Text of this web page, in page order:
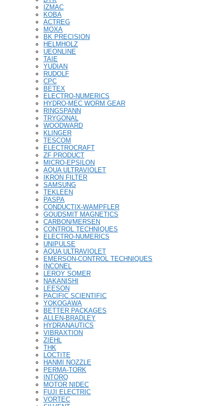
IZMAC
KOBA
ACTREG
MOXA
BK PRECISION
HELMHOLZ
UEONLINE
TAIE
YUDIAN
RUDOLF
CPC
BETEX
ELECTRO-NUMERICS
HYDRO-MEC WORM GEAR
RINGSPANN
TRYGONAL
WOODWARD
KLINGER
TESCOM
ELECTROCRAFT
ZF PRODUCT
MICRO-EPSILON
AQUA ULTRAVIOLET
IKRON FILTER
SAMSUNG
TEKLEEN
PASPA
CONDUCTIX-WAMPFLER
GOUDSMIT MAGNETICS
CARBON/MERSEN
CONTROL TECHNIQUES
ELECTRO-NUMERICS
UNIPULSE
AQUA ULTRAVIOLET
EMERSON-CONTROL TECHNIQUES
INCONEL
LEROY SOMER
NAKANISHI
LEESON
PACIFIC SCIENTIFIC
YOKOGAWA
BETTER PACKAGES
ALLEN-BRADLEY
HYDRANAUTICS
VIBRAXTION
ZIEHL
THK
LOCTITE
HANMI NOZZLE
PERMA-TORK
INTORQ
MOTOR NIDEC
FUJI ELECTRIC
VORTEC